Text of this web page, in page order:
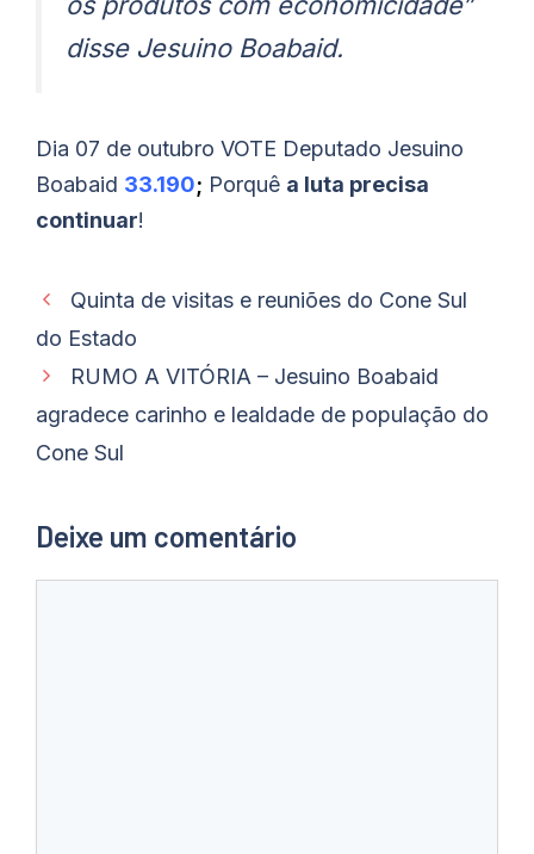
disse Jesuino Boabaid.
Dia 07 de outubro VOTE Deputado Jesuino
Boabaid 33.190; Porquê a luta precisa
continuar!
Quinta de visitas e reuniões do Cone Sul
do Estado
RUMO A VITÓRIA – Jesuino Boabaid
agradece carinho e lealdade de população do
Cone Sul
Deixe um comentário